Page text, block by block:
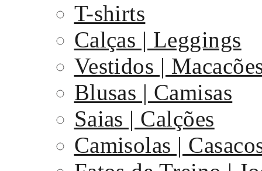
T-shirts
Calças | Leggings
Vestidos |
Blusas | Camisas
Saias | Calções
Camisolas |